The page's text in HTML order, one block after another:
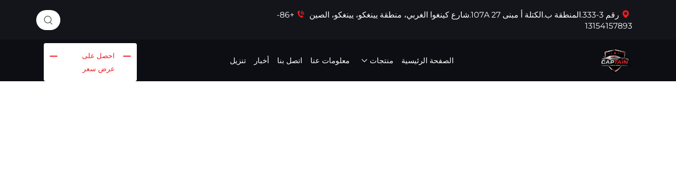
رقم 3-333.المنطقة ب.الكتلة أ مبنى 27 107A.شارع كينغوا الغربي، منطقة يينغكو، يينغكو، الصين
+86-
13154157893
الصفحة الرئيسية منتجات معلومات عنا اتصل بنا أخبار تنزيل
احصل على
عرض سعر